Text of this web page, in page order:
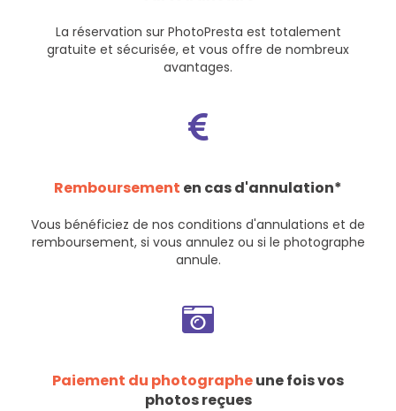
La réservation sur PhotoPresta est totalement
gratuite et sécurisée, et vous offre de nombreux
avantages.
Remboursement en cas d'annulation*
Vous bénéficiez de nos conditions d'annulations et de
remboursement, si vous annulez ou si le photographe
annule.
Paiement du photographeune fois vos
photos reçues